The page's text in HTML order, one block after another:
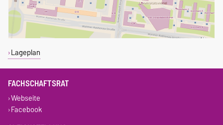
Lageplan
FACHSCHAFTSRAT
Webseite
Facebook